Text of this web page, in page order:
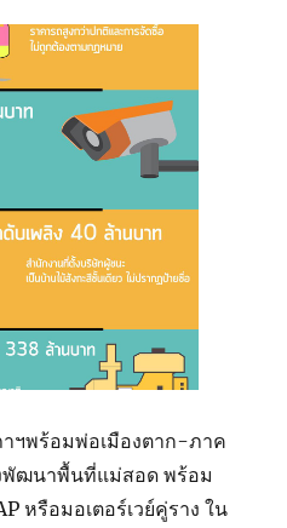
ฯพร้อมพ่อเมืองตาก-ภาค
พัฒนาพื้นที่แม่สอด พร้อม
หรือมอเตอร์เวย์คู่ราง ใน